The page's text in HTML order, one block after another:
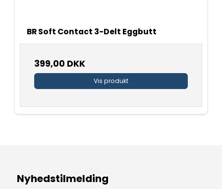
BR Soft Contact 3-Delt Eggbutt
399,00 DKK
Vis produkt
Nyhedstilmelding